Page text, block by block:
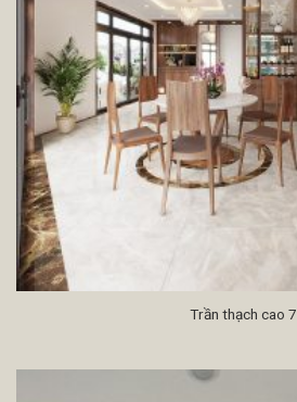
Trần thạch cao 7